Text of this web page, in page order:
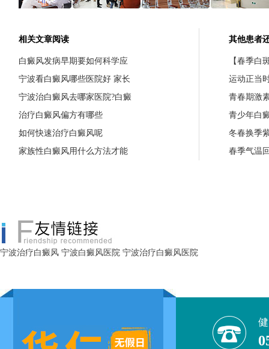
相关文章阅读
白癜风发病早期要如何科学应
宁波看白癜风哪些医院好 家长
宁波治白癜风去哪家医院?白癜
治疗白癜风偏方有哪些
如何快速治疗白癜风呢
家族性白癜风用什么方法才能
其他患者
【春季白
运动正当
青春期激
青少年白
冬春换季
春季气温
宁波治疗白癜风 宁波白癜风医院 宁波治疗白癜风医院